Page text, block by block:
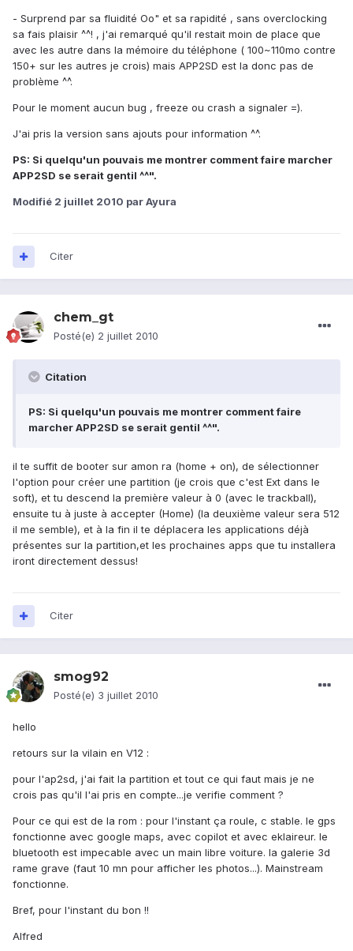
- Surprend par sa fluidité Oo" et sa rapidité , sans overclocking
sa fais plaisir ^^! , j'ai remarqué qu'il restait moin de place que
avec les autre dans la mémoire du téléphone ( 100~110mo contre
150+ sur les autres je crois) mais APP2SD est la donc pas de
problème ^^.
Pour le moment aucun bug , freeze ou crash a signaler =).
J'ai pris la version sans ajouts pour information ^^.
PS: Si quelqu'un pouvais me montrer comment faire marcher
APP2SD se serait gentil ^^".
Modifié 2 juillet 2010 par Ayura
Citer
chem_gt
Posté(e) 2 juillet 2010
Citation
PS: Si quelqu'un pouvais me montrer comment faire
marcher APP2SD se serait gentil ^^".
il te suffit de booter sur amon ra (home + on), de sélectionner
l'option pour créer une partition (je crois que c'est Ext dans le
soft), et tu descend la première valeur à 0 (avec le trackball),
ensuite tu à juste à accepter (Home) (la deuxième valeur sera 512
il me semble), et à la fin il te déplacera les applications déjà
présentes sur la partition,et les prochaines apps que tu installera
iront directement dessus!
Citer
smog92
Posté(e) 3 juillet 2010
hello
retours sur la vilain en V12 :
pour l'ap2sd, j'ai fait la partition et tout ce qui faut mais je ne
crois pas qu'il l'ai pris en compte...je verifie comment ?
Pour ce qui est de la rom : pour l'instant ça roule, c stable. le gps
fonctionne avec google maps, avec copilot et avec eklaireur. le
bluetooth est impecable avec un main libre voiture. la galerie 3d
rame grave (faut 10 mn pour afficher les photos...). Mainstream
fonctionne.
Bref, pour l'instant du bon !!
Alfred